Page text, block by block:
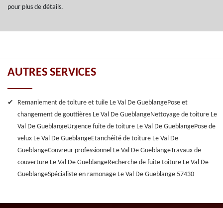
pour plus de détails.
AUTRES SERVICES
Remaniement de toiture et tuile Le Val De GueblangePose et
changement de gouttières Le Val De GueblangeNettoyage de toiture Le
Val De GueblangeUrgence fuite de toiture Le Val De GueblangePose de
velux Le Val De GueblangeEtanchéité de toiture Le Val De
GueblangeCouvreur professionnel Le Val De GueblangeTravaux de
couverture Le Val De GueblangeRecherche de fuite toiture Le Val De
GueblangeSpécialiste en ramonage Le Val De Gueblange 57430